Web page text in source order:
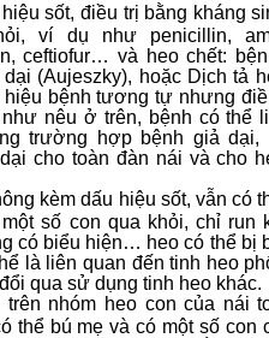
sốt, điều trị bằng kháng
ví dụ như penicillin,
ceftiofur… và heo chết:
(Aujeszky), hoặc Dịch tả
hiệu bệnh tương tự nhưng
nêu ở trên, bệnh có thể
trường hợp bệnh giả dại,
cho toàn đàn nái và cho
kèm dấu hiệu sốt, vẫn có
số con qua khỏi, chỉ run
có biểu hiện… heo có thể bị
là liên quan đến tinh heo
qua sử dụng tinh heo khác.
nhóm heo con của nái
thể bú mẹ và có một số con